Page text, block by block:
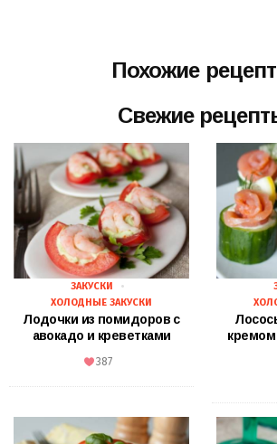
Похожие
Свежие
ЗАКУСКИ
ХОЛОДНЫЕ ЗАКУСКИ
Лодочки из помидоров с
авокадо и креветками
387
кремом